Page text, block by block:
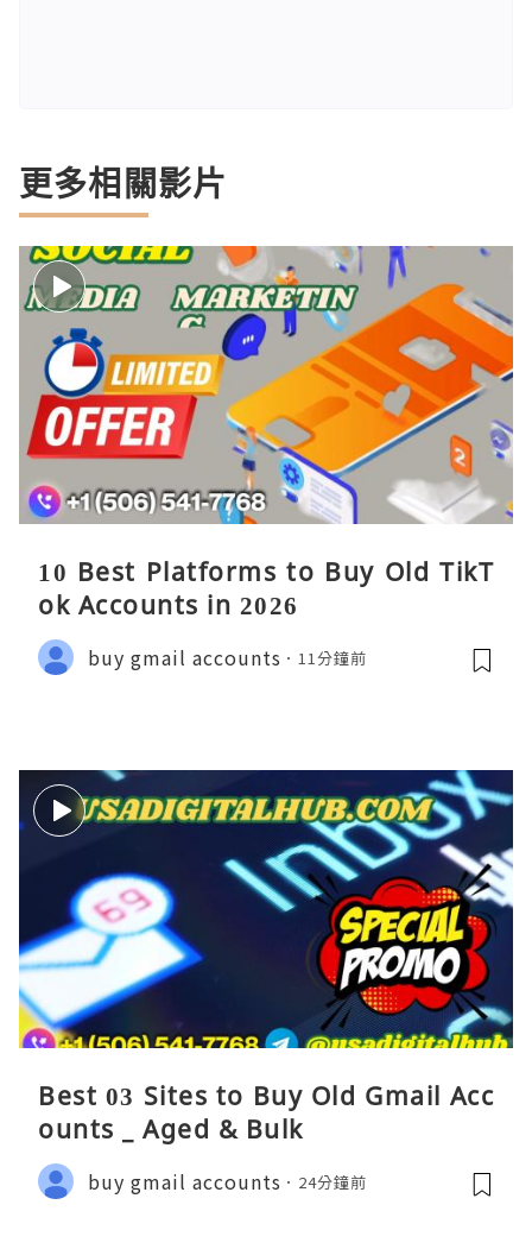
更多相關影片
10 Best Platforms to Buy Old TikT
ok Accounts in 2026
buy gmail accounts 11分鐘前
Best 03 Sites to Buy Old Gmail Acc
ounts _ Aged & Bulk
buy gmail accounts 24分鐘前